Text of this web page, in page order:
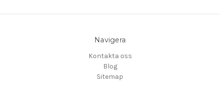
Navigera
Kontakta oss
Blog
Sitemap